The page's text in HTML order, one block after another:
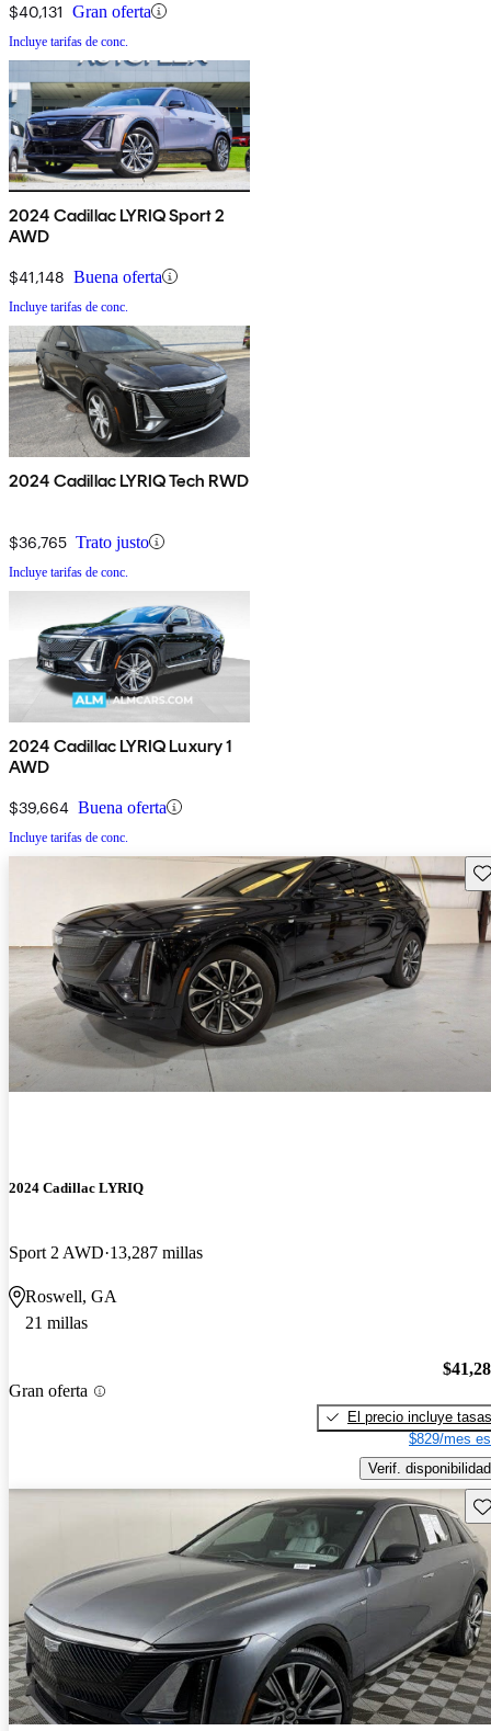
$40,131 Gran oferta
Incluye tarifas de conc.
2024 Cadillac LYRIQ Sport 2
AWD
$41,148 Buena oferta
Incluye tarifas de conc.
2024 Cadillac LYRIQ Tech RWD
$36,765 Trato justo
Incluye tarifas de conc.
2024 Cadillac LYRIQ Luxury 1
AWD
$39,664 Buena oferta
Incluye tarifas de conc.
2024 Cadillac LYRIQ
Sport 2 AWD 13,287 millas
Roswell, GA
21 millas
Gran oferta
El precio incluye tasas
$829/mes
Verif. disponibilidad